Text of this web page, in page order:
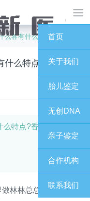
首页
关于我们
胎儿鉴定
无创DNA
亲子鉴定
合作机构
联系我们
特点?香港柏新医疗专家在此解答
么特点?香港柏新医
么特点?香港柏新医疗专
林林总总的检查，其